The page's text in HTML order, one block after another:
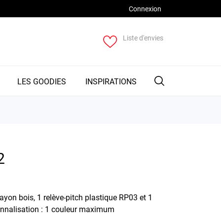
Connexion
Liste d'envies
LES GOODIES INSPIRATIONS
bois, 1 relève-pitch plastique RP03 et 1
: 1 couleur maximum